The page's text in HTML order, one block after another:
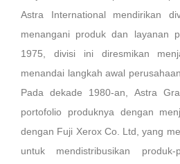
Astra International mendirikan
menangani produk dan layanan
1975, divisi ini diresmikan
menandai langkah awal
Pada dekade 1980-an, Astra
portofolio produknya dengan
dengan Fuji Xerox Co. Ltd, yang
untuk mendistribusikan